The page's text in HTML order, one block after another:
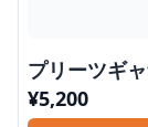
プリーツギ
¥5,200